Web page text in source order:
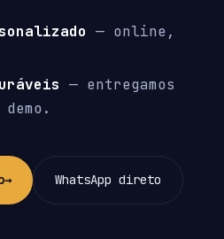
— online,
— entregamos
→ WhatsApp direto